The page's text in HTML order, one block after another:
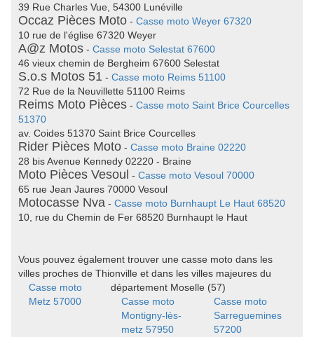
39 Rue Charles Vue, 54300 Lunéville
Occaz Pièces Moto - Casse moto Weyer 67320
10 rue de l'église 67320 Weyer
A@z Motos - Casse moto Selestat 67600
46 vieux chemin de Bergheim 67600 Selestat
S.o.s Motos 51 - Casse moto Reims 51100
72 Rue de la Neuvillette 51100 Reims
Reims Moto Pièces - Casse moto Saint Brice Courcelles
51370
av. Coides 51370 Saint Brice Courcelles
Rider Pièces Moto - Casse moto Braine 02220
28 bis Avenue Kennedy 02220 - Braine
Moto Pièces Vesoul - Casse moto Vesoul 70000
65 rue Jean Jaures 70000 Vesoul
Motocasse Nva - Casse moto Burnhaupt Le Haut 68520
10, rue du Chemin de Fer 68520 Burnhaupt le Haut
Vous pouvez également trouver une casse moto dans les
villes proches de Thionville et dans les villes majeures du
département Moselle (57)
Casse moto
Metz 57000
Casse moto
Montigny-lès-
metz 57950
Casse moto
Sarreguemines
57200